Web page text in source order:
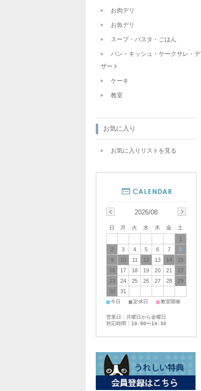
お肉デリ
お魚デリ
スープ・パスタ・ごはん
パン・キッシュ・ケークサレ・デ
ザート
ケーキ
教室
お気に入り
お気に入りリストを見る
2026/08
日 月 火 水 木 金
土
1
2
3 4 5 6 7
8
9
10 11 12 13 14
15
16
17 18 19 20 21
22
23
24 25 26 27 28
29
30
31
■今日 ■定休日 ■教室開催
営業日：月曜日から金曜日
対応時間：10:00〜14:30